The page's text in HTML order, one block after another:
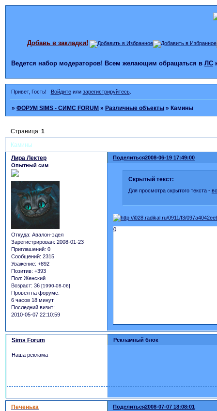
Добавь в закладки!
Ведется набор модераторов! Всем желающим обращаться в ЛС
Привет, Гость! Войдитеили зарегистрируйтесь.
»ФОРУМ SIMS - СИМС FORUM »Различные объекты »Камины
Камины
Страница:1
Поделиться2008-06-19 17:49:00
Лира Лектер
Опытный сим
Откуда: Авалон-эдел
Зарегистрирован: 2008-01-23
Приглашений: 0
Сообщений: 2315
Уважение: +892
Позитив: +393
Пол: Женский
Возраст: 36 [1990-08-06]
Провел на форуме:
6 часов 18 минут
Последний визит:
2010-05-07 22:10:59
Скрытый текст:
Для просмотра скрытого текста -
0
Рекламный блок
Sims Forum
Наша реклама
Поделиться2008-07-07 18:08:01
Печенька